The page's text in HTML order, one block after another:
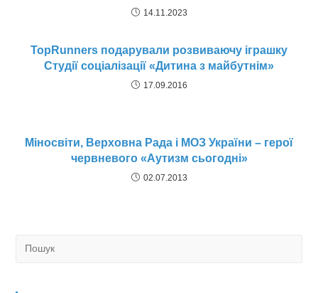
14.11.2023
TopRunners подарували розвиваючу іграшку
Студії соціалізації «Дитина з майбутнім»
17.09.2016
Міносвіти, Верховна Рада і МОЗ України – герої
червневого «Аутизм сьогодні»
02.07.2013